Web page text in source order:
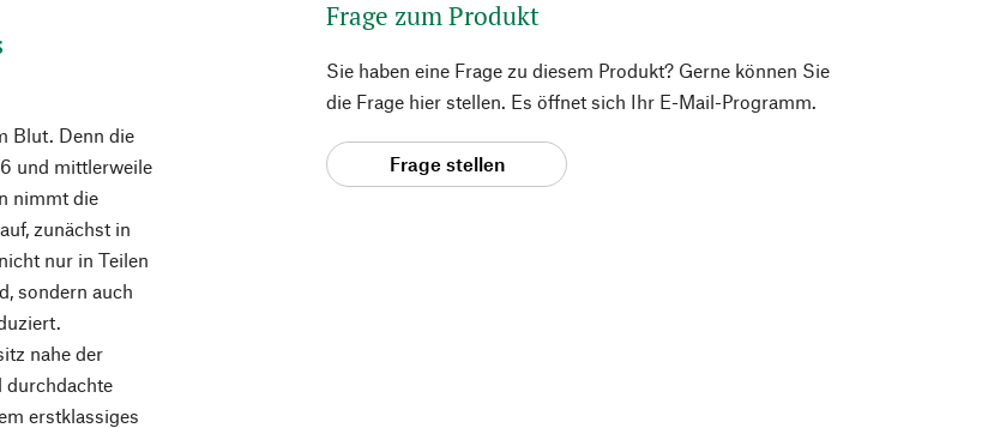
Blut. Denn die
und mittlerweile
nimmt die
zunächst in
nur in Teilen
sondern auch
nahe der
durchdachte
erstklassiges
Frage zum Produkt
Sie haben eine Frage zu diesem Produkt? Gerne können Sie
die Frage hier stellen. Es öffnet sich Ihr E-Mail-Programm.
Frage stellen